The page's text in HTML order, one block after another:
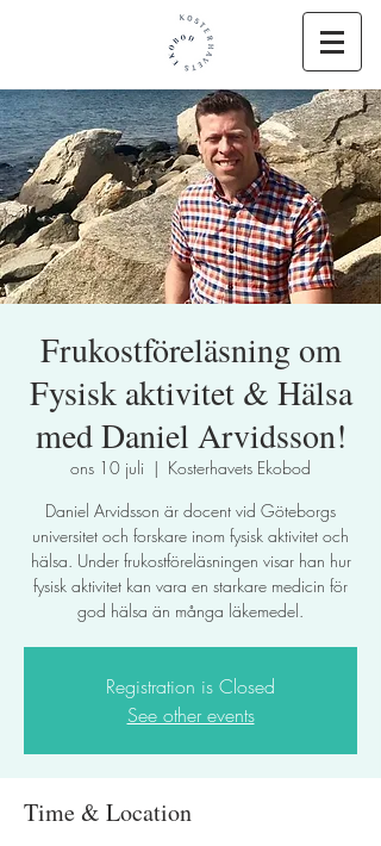
Frukostföreläsning om
Fysisk aktivitet & Hälsa
med Daniel Arvidsson!
ons 10 juli
  |
Kosterhavets Ekobod
Daniel Arvidsson är docent vid Göteborgs
universitet och forskare inom fysisk aktivitet och
hälsa. Under frukostföreläsningen visar han hur
fysisk aktivitet kan vara en starkare medicin för
god hälsa än många läkemedel.
Registration is Closed
See other events
Time & Location